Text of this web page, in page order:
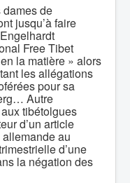
dames de
jusqu’à faire
Free Tibet
la matière » alors
les allégations
pour sa
Autre
tibétolgues
d’un article
au
d’une
la négation des